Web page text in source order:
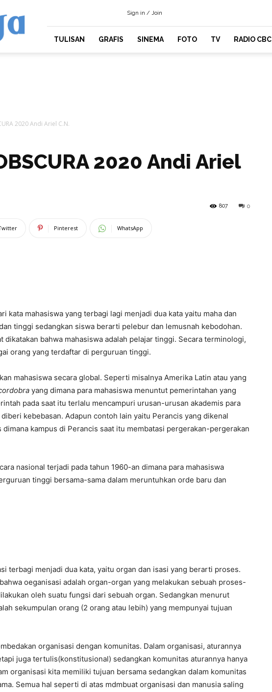
Sign in / Join
TULISAN GRAFIS SINEMA FOTO TV RADIO CBC
2020 Andi Ariel C.N.
2020 Andi Ariel
0
807
Pinterest WhatsApp
kata mahasiswa yang terbagi lagi menjadi dua kata yaitu maha dan
tinggi sedangkan siswa berarti pelebur dan lemusnah kebodohan.
dikatakan bahwa mahasiswa adalah pelajar tinggi. Secara terminologi,
orang yang terdaftar di perguruan tinggi.
mahasiswa secara global. Seperti misalnya Amerika Latin atau yang
yang dimana para mahasiswa menuntut pemerintahan yang
pada saat itu terlalu mencampuri urusan-urusan akademis para
kebebasan. Adapun contoh lain yaitu Perancis yang dikenal
kampus di Perancis saat itu membatasi pergerakan-pergerakan
nasional terjadi pada tahun 1960-an dimana para mahasiswa
tinggi bersama-sama dalam meruntuhkan orde baru dan
terbagi menjadi dua kata, yaitu organ dan isasi yang berarti proses.
oeganisasi adalah organ-organ yang melakukan sebuah proses-
oleh suatu fungsi dari sebuah organ. Sedangkan menurut
sekumpulan orang (2 orang atau lebih) yang mempunyai tujuan
organisasi dengan komunitas. Dalam organisasi, aturannya
juga tertulis(konstitusional) sedangkan komunitas aturannya hanya
organisasi kita memiliki tujuan bersama sedangkan dalam komunitas
Semua hal seperti di atas mdmbuat organisasi dan manusia saling